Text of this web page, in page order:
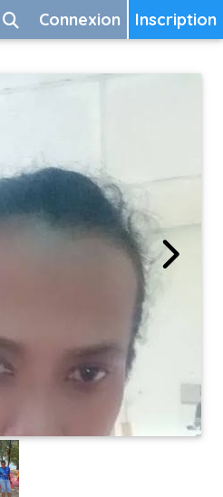
Inscription
Connexion